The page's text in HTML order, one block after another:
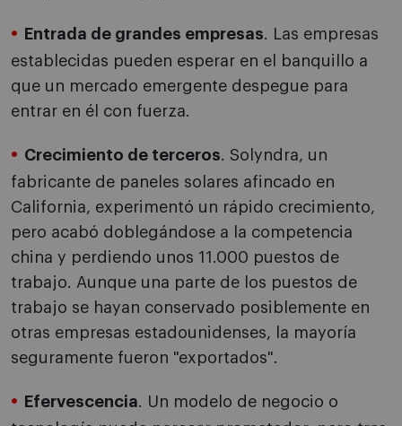
Entrada de grandes empresas. Las empresas
establecidas pueden esperar en el banquillo a
que un mercado emergente despegue para
entrar en él con fuerza.
Crecimiento de terceros. Solyndra, un
fabricante de paneles solares afincado en
California, experimentó un rápido crecimiento,
pero acabó doblegándose a la competencia
china y perdiendo unos 11.000 puestos de
trabajo. Aunque una parte de los puestos de
trabajo se hayan conservado posiblemente en
otras empresas estadounidenses, la mayoría
seguramente fueron "exportados".
Efervescencia. Un modelo de negocio o